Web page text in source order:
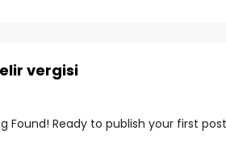
vergisi
Found! Ready to publish your first